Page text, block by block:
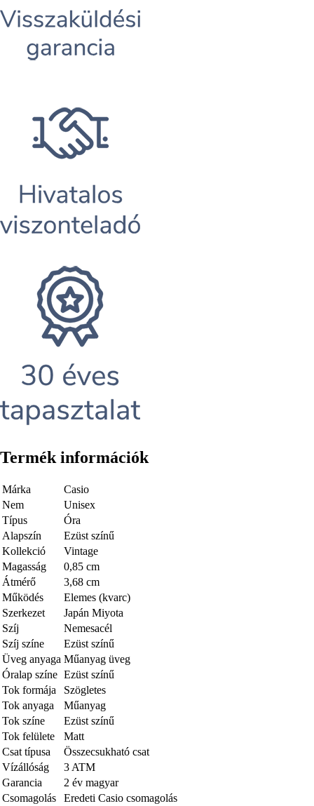
Termék információk
Márka
Casio
Nem
Unisex
Típus
Óra
Alapszín
Ezüst színű
Kollekció
Vintage
Magasság
0,85 cm
Átmérő
3,68 cm
Működés
Elemes (kvarc)
Szerkezet
Japán Miyota
Szíj
Nemesacél
Szíj színe
Ezüst színű
Üveg anyaga Műanyag üveg
Óralap színe Ezüst színű
Tok formája
Szögletes
Tok anyaga
Műanyag
Tok színe
Ezüst színű
Tok felülete
Matt
Csat típusa
Összecsukható csat
Vízállóság
3 ATM
Garancia
2 év magyar
Csomagolás
Eredeti Casio csomagolás